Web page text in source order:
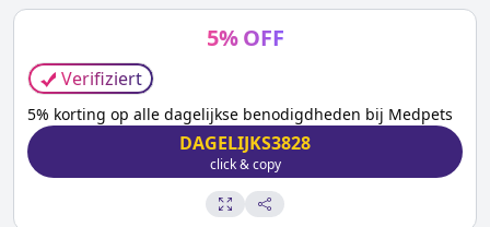
5% OFF
Verifiziert
5% korting op alle dagelijkse benodigdheden bij Medpets
DAGELIJKS3828
click & copy